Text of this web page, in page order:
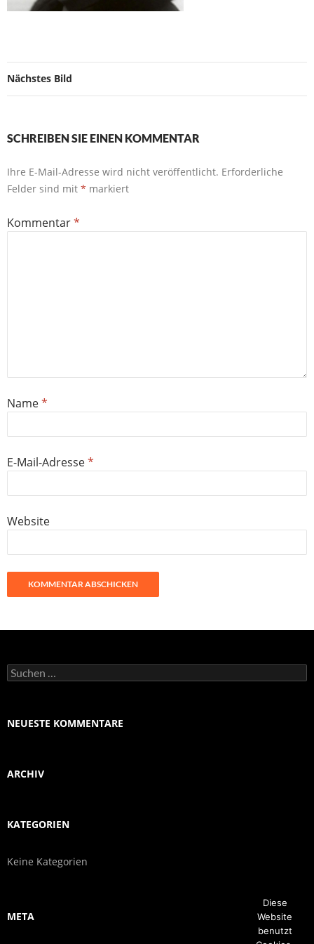
Nächstes Bild
SCHREIBEN SIE EINEN KOMMENTAR
Ihre E-Mail-Adresse wird nicht veröffentlicht. Erforderliche
Felder sind mit * markiert
Kommentar*
Name*
E-Mail-Adresse*
Website
Suchen
nach:
NEUESTE KOMMENTARE
ARCHIV
KATEGORIEN
Keine Kategorien
META
Diese
Website
benutzt